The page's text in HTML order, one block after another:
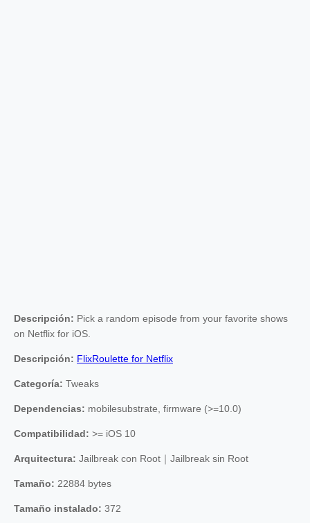
Descripción: Pick a random episode from your favorite shows
on Netflix for iOS.
Descripción: FlixRoulette for Netflix
Categoría: Tweaks
Dependencias: mobilesubstrate, firmware (>=10.0)
Compatibilidad: >= iOS 10
Arquitectura: Jailbreak con Root｜Jailbreak sin Root
Tamaño: 22884 bytes
Tamaño instalado: 372